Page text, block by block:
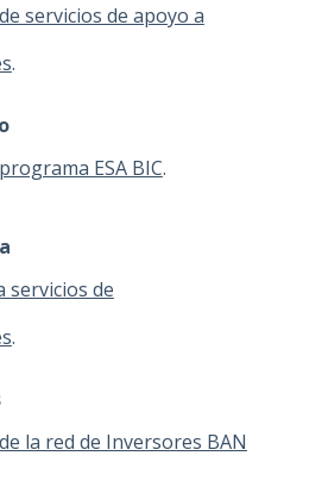
servicios de apoyo a
.
ESA BIC.
servicios de
.
la red de Inversores BAN